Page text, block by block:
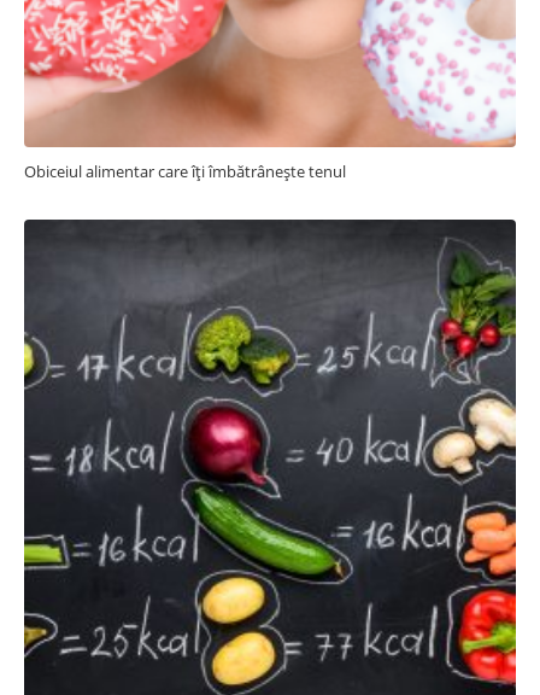
Obiceiul alimentar care îți îmbătrânește tenul